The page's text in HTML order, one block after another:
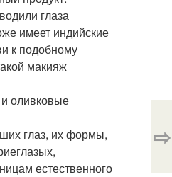
глаза
имеет индийские
к подобному
макияж
оливковые
глаз, их формы,
естественного
⇨